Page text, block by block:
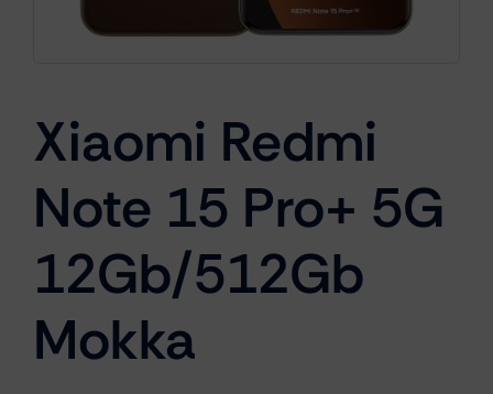
Marcas
Xiaomi Redmi
Note 15 Pro+ 5G
12Gb/512Gb
Mokka